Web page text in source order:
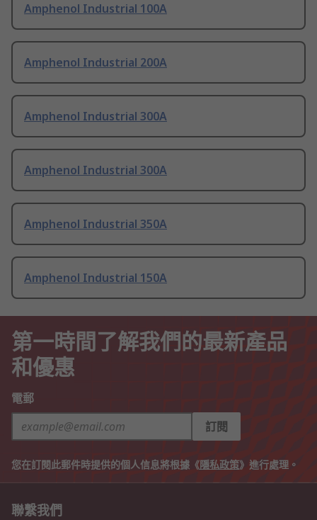
Amphenol Industrial 100A
Amphenol Industrial 200A
Amphenol Industrial 300A
Amphenol Industrial 300A
Amphenol Industrial 350A
Amphenol Industrial 150A
第一時間了解我們的最新產品
和優惠
電郵
訂閱
您在訂閱此郵件時提供的個人信息將根據《隱私政策》進行處理。
聯繫我們